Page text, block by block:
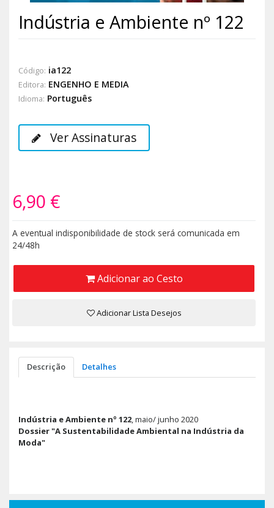
Indústria e Ambiente nº 122
Código: ia122
Editora: ENGENHO E MEDIA
Idioma: Português
Ver Assinaturas
6,90 €
A eventual indisponibilidade de stock será comunicada em
24/48h
Adicionar ao Cesto
Adicionar Lista Desejos
Descrição Detalhes
Indústria e Ambiente nº 122, maio/ junho 2020
Dossier "A Sustentabilidade Ambiental na Indústria da
Moda"